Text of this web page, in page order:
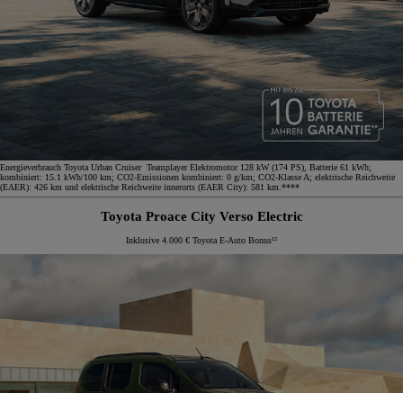
Energieverbrauch Toyota Urban Cruiser Teamplayer Elektromotor 128 kW (174 PS), Batterie 61 kWh;
kombiniert: 15.1 kWh/100 km; CO2-Emissionen kombiniert: 0 g/km; CO2-Klasse A; elektrische Reichweite
(EAER): 426 km und elektrische Reichweite innerorts (EAER City): 581 km.****
Toyota Proace City Verso Electric
Inklusive 4.000 € Toyota E-Auto Bonus¹²